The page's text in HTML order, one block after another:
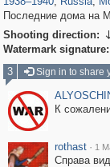
Последние дома на
Shooting direction:
Watermark signature:
3
Sign in to share
К
rothast · 1
Справа